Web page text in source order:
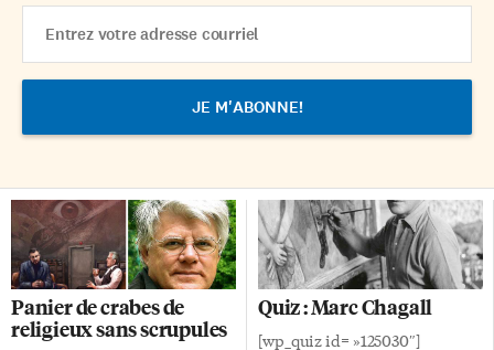
Address
Panier de crabes de
religieux sans scrupules
Quiz : Marc Chagall
[wp_quiz id= »125030″]